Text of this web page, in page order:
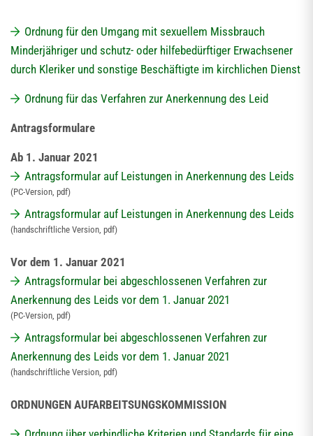
Ordnung für den Umgang mit sexuellem Missbrauch
Minderjähriger und schutz- oder hilfebedürftiger Erwachsener
durch Kleriker und sonstige Beschäftigte im kirchlichen Dienst
Ordnung für das Verfahren zur Anerkennung des Leid
Antragsformulare
Ab 1. Januar 2021
Antragsformular auf Leistungen in Anerkennung des Leids
(PC-Version, pdf)
Antragsformular auf Leistungen in Anerkennung des Leids
(handschriftliche Version, pdf)
Vor dem 1. Januar 2021
Antragsformular bei abgeschlossenen Verfahren zur
Anerkennung des Leids vor dem 1. Januar 2021
(PC-Version, pdf)
Antragsformular bei abgeschlossenen Verfahren zur
Anerkennung des Leids vor dem 1. Januar 2021
(handschriftliche Version, pdf)
ORDNUNGEN AUFARBEITSUNGSKOMMISSION